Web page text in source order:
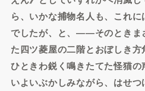
ら、いかな捕物名人も、これ
でしたが、と、――そのときま
た四ツ菱屋の二階とおぼしき
ひときわ鋭く鳴きたてた怪猫
いよいぶかしみながら、はせ